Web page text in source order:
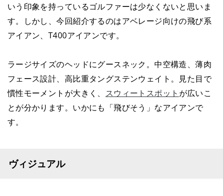
いう印象を持っているゴルファーは少なくないと思いま
す。しかし、今回紹介するのはアベレージ向けの飛び系
アイアン、T400アイアンです。
ラージサイズのヘッドにグースネック。中空構造、薄肉
フェース設計、高比重タングステンウェイト。見た目で
慣性モーメントが大きく、 スウィートスポット が広いこ
とが分かります。いかにも「飛びそう」なアイアンで
す。
ヴィジュアル